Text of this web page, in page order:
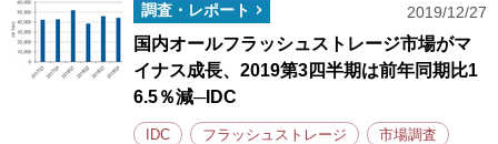
調査・レポート 2019/12/27
国内オールフラッシュストレージ市場がマ
イナス成長、2019第3四半期は前年同期比1
6.5％減─IDC
IDC フラッシュストレージ 市場調査